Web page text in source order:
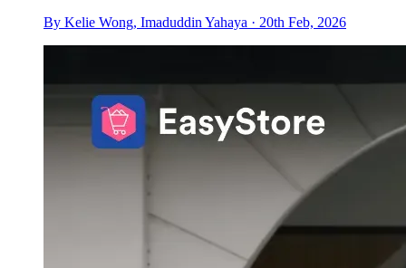
By Kelie Wong, Imaduddin Yahaya · 20th Feb, 2026